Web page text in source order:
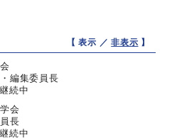
【 表示 ／非表示 】
編集委員長
続中
会
長
続中